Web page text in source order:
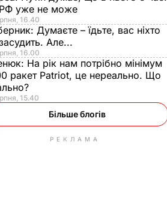
уже не може
16.40
Думаєте – їдьте, вас ніхто
Але...
16.00
На рік нам потрібно мінімум
ракет Patriot, це нереально. Що
15.40
Більше блогів
РЕКЛАМА